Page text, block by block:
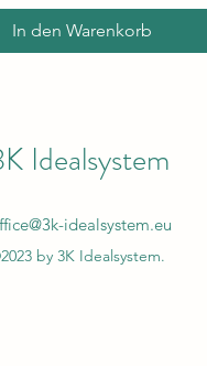
In den Warenkorb
Idealsystem
idealsystem.eu
by 3K Idealsystem.